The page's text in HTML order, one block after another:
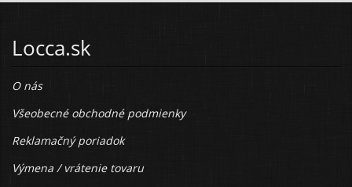
Locca.sk
O nás
Všeobecné obchodné podmienky
Reklamačný poriadok
Výmena / vrátenie tovaru